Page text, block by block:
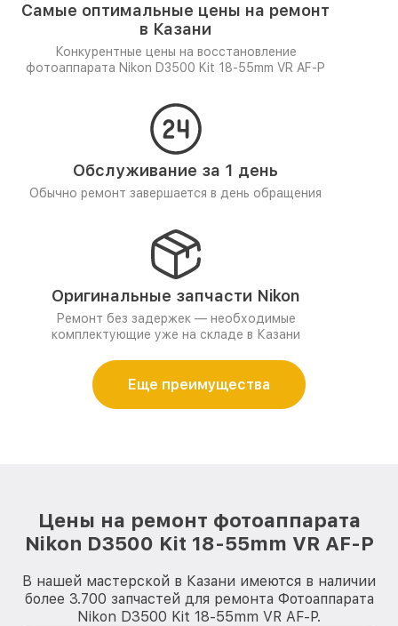
Самые оптимальные цены на ремонт
в Казани
Конкурентные цены на восстановление
фотоаппарата Nikon D3500 Kit 18-55mm VR AF-P
Обслуживание за 1 день
Обычно ремонт завершается в день обращения
Оригинальные запчасти Nikon
Ремонт без задержек — необходимые
комплектующие уже на складе в Казани
Еще преимущества
Цены на ремонт фотоаппарата
Nikon D3500 Kit 18-55mm VR AF-P
В нашей мастерской в Казани имеются в наличии
более 3.700 запчастей для ремонта Фотоаппарата
Nikon D3500 Kit 18-55mm VR AF-P.